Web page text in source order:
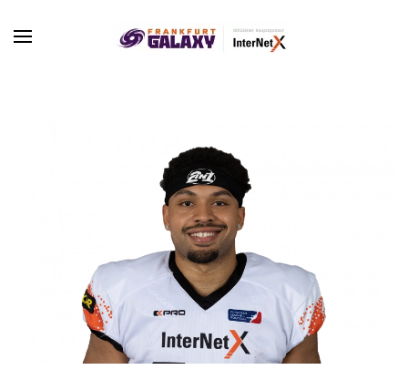
Skip to main content